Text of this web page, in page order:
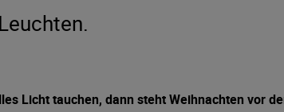
Licht tauchen, dann steht Weihnachten vor